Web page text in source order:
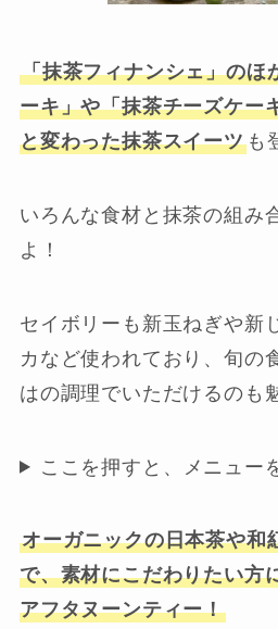
「抹茶フィナンシェ」のほ
ーキ」や「抹茶チーズケー
と変わった抹茶スイーツも
いろんな食材と抹茶の組み
よ！
セイボリーも新玉ねぎや新
カなど使われており、旬の
はの調理でいただけるのも
ここを押すと、メニュー
オーガニックの日本茶や和
で、素材にこだわりたい方
アフタヌーンティー！